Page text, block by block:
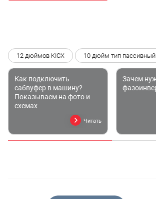
12 дюймов KICX 10 дюйм тип пассивный
Как подключить
сабвуфер в машину?
Показываем на фото и
схемах
Читать
Зачем